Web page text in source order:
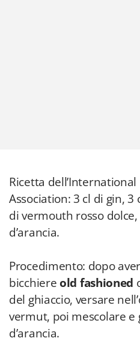
Ricetta
Association: 3 cl di gin,
di vermouth rosso
d’arancia.
Procedimento: dopo
bicchiere old fashioned
del ghiaccio, versare
vermut, poi mescolare
d’arancia.